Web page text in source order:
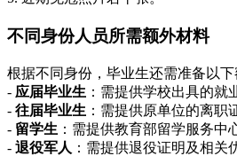
不同身份人员所需额外材料
根据不同身份，毕业生还需准备以下
- 应届毕业生 ：需提供学校出具的就
- 往届毕业生 ：需提供原单位的离职
- 留学生 ：需提供教育部留学服务中
- 退役军人 ：需提供退役证明及相关